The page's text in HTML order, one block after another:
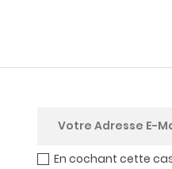
En cochant cette